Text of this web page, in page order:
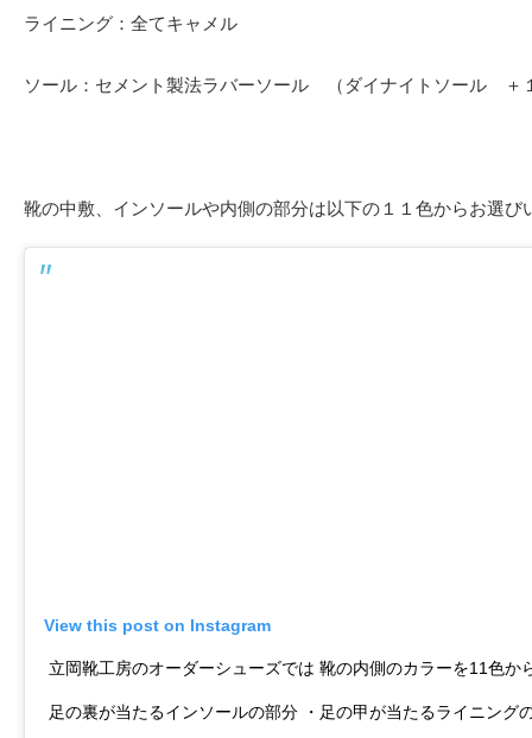
ライニング：全てキャメル
ソール：セメント製法ラバーソール （ダイナイトソール ＋
靴の中敷、インソールや内側の部分は以下の１１色からお選
View this post on Instagram
立岡靴工房のオーダーシューズでは 靴の内側のカラーを11色か
足の裏が当たるインソールの部分 ・足の甲が当たるライニング